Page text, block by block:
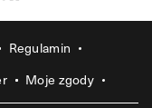
Regulamin
Moje zgody